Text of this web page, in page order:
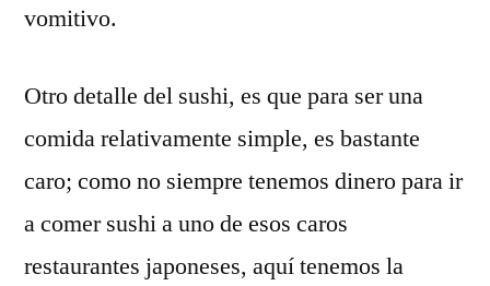
vomitivo.
Otro detalle del sushi, es que para ser una
comida relativamente simple, es bastante
caro; como no siempre tenemos dinero para ir
a comer sushi a uno de esos caros
restaurantes japoneses, aquí­ tenemos la